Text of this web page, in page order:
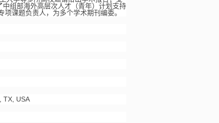
中组部海外高层次人才（青年）计划支持
课题负责人，为多个学术期刊编委。
TX, USA